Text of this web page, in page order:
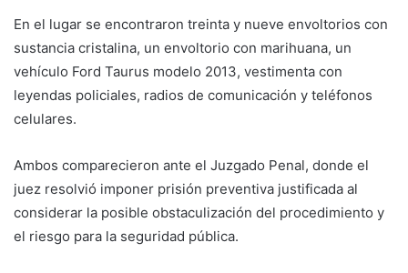
En el lugar se encontraron treinta y nueve envoltorios con
sustancia cristalina, un envoltorio con marihuana, un
vehículo Ford Taurus modelo 2013, vestimenta con
leyendas policiales, radios de comunicación y teléfonos
celulares.
Ambos comparecieron ante el Juzgado Penal, donde el
juez resolvió imponer prisión preventiva justificada al
considerar la posible obstaculización del procedimiento y
el riesgo para la seguridad pública.